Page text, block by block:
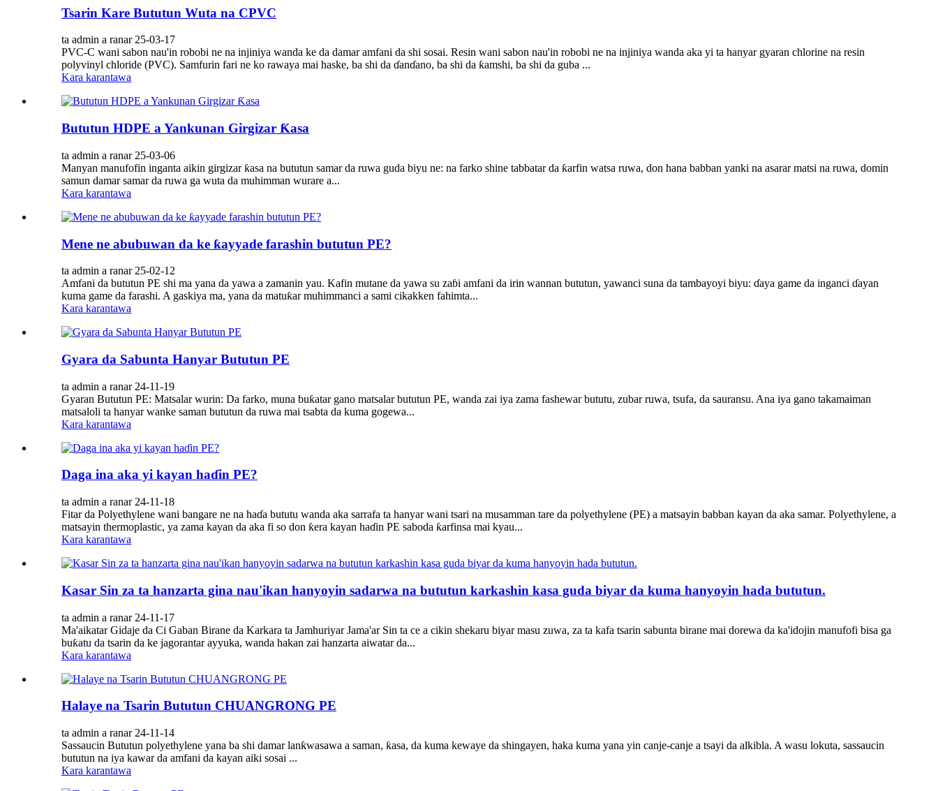
Tsarin Kare Bututun Wuta na CPVC
ta admin a ranar 25-03-17
PVC-C wani sabon nau'in robobi ne na injiniya wanda ke da damar amfani da shi sosai. Resin wani sabon nau'in robobi ne na injiniya wanda aka yi ta hanyar gyaran chlorine na resin
polyvinyl chloride (PVC). Samfurin fari ne ko rawaya mai haske, ba shi da ɗanɗano, ba shi da ƙamshi, ba shi da guba ...
Kara karantawa
Bututun HDPE a Yankunan Girgizar Ƙasa
ta admin a ranar 25-03-06
Manyan manufofin inganta aikin girgizar ƙasa na bututun samar da ruwa guda biyu ne: na farko shine tabbatar da ƙarfin watsa ruwa, don hana babban yanki na asarar matsi na ruwa, domin
samun damar samar da ruwa ga wuta da muhimman wurare a...
Kara karantawa
Mene ne abubuwan da ke ƙayyade farashin bututun PE?
ta admin a ranar 25-02-12
Amfani da bututun PE shi ma yana da yawa a zamanin yau. Kafin mutane da yawa su zaɓi amfani da irin wannan bututun, yawanci suna da tambayoyi biyu: ɗaya game da inganci ɗayan
kuma game da farashi. A gaskiya ma, yana da matuƙar muhimmanci a sami cikakken fahimta...
Kara karantawa
Gyara da Sabunta Hanyar Bututun PE
ta admin a ranar 24-11-19
Gyaran Bututun PE: Matsalar wurin: Da farko, muna buƙatar gano matsalar bututun PE, wanda zai iya zama fashewar bututu, zubar ruwa, tsufa, da sauransu. Ana iya gano takamaiman
matsaloli ta hanyar wanke saman bututun da ruwa mai tsabta da kuma gogewa...
Kara karantawa
Daga ina aka yi kayan haɗin PE?
ta admin a ranar 24-11-18
Fitar da Polyethylene wani bangare ne na haɗa bututu wanda aka sarrafa ta hanyar wani tsari na musamman tare da polyethylene (PE) a matsayin babban kayan da aka samar. Polyethylene, a
matsayin thermoplastic, ya zama kayan da aka fi so don ƙera kayan haɗin PE saboda ƙarfinsa mai kyau...
Kara karantawa
Kasar Sin za ta hanzarta gina nau'ikan hanyoyin sadarwa na bututun karkashin kasa guda biyar da kuma hanyoyin hada bututun.
ta admin a ranar 24-11-17
Ma'aikatar Gidaje da Ci Gaban Birane da Karkara ta Jamhuriyar Jama'ar Sin ta ce a cikin shekaru biyar masu zuwa, za ta kafa tsarin sabunta birane mai dorewa da ka'idojin manufofi bisa ga
buƙatu da tsarin da ke jagorantar ayyuka, wanda hakan zai hanzarta aiwatar da...
Kara karantawa
Halaye na Tsarin Bututun CHUANGRONG PE
ta admin a ranar 24-11-14
Sassaucin Bututun polyethylene yana ba shi damar lanƙwasawa a saman, ƙasa, da kuma kewaye da shingayen, haka kuma yana yin canje-canje a tsayi da alkibla. A wasu lokuta, sassaucin
bututun na iya kawar da amfani da kayan aiki sosai ...
Kara karantawa